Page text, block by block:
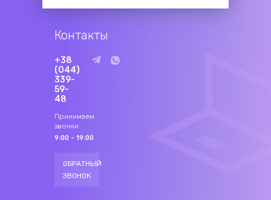
Контакты
+38
(044)
339-
59-
48
Принимаем
звонки
9:00 - 19:00
ОБРАТНЫЙ
ЗВОНОК